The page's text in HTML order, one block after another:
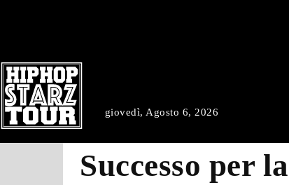
giovedì, Agosto 6, 2026
Successo per